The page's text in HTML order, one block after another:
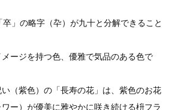
」の略字（卆）が九十と分解できること
ージを持つ色、優雅で気品のある色で
（紫色）の「長寿の花」は、紫色のお花
ワー）が優美に雅やかに咲き続ける枡フラ